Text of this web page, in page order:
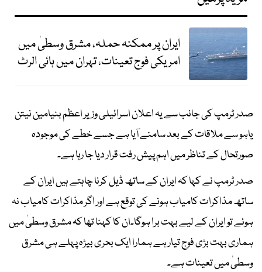
ایران پر ممکنہ حملہ، مشرق وسطیٰ میں
امریکی فوج تعینات، تہران میں ہائی الرٹ
صدر ٹرمپ کی جانب سے یہ اعلان اسرائیلی وزیر اعظم بنیامین نیتن
یاہو سے ملاقات کے بعد سامنے آیا ہے جسے خطے کی موجودہ
صورتحال کے تناظر میں اہم پیش رفت قرار دیا جا رہا ہے۔
صدر ٹرمپ نے کہا کہ ایران کے ساتھ ڈیل کرنا چاہتے ہیں ایران کے
ساتھ مذاکرات کامیاب ہونے کی توقع ہے اور اگر مذاکرات کامیاب نہ
ہوئے تو ایران کے لیے بہت برا ہوگا۔ان کا کہنا تھا کہ مشرق وسطیٰ میں
ہماری بہت بڑی فوج تیار ہے ہمارا ایک بحری بیڑہ پہلے ہی مشرق
وسطیٰ میں تعینات ہے۔